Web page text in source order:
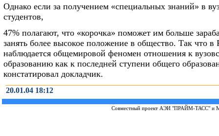
Однако если за получением «специальных знаний» в
студентов,
47% полагают, что «корочка» поможет им больше
занять более высокое положение в общество. Так что в
наблюдается общемировой феномен отношения к
образованию как к последней ступени общего
констатировал докладчик.
20.01.04 18:12
Совместный проект АЭИ "ПРАЙМ-ТАСС" и